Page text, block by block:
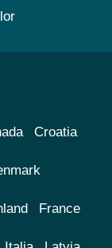
Croatia
France